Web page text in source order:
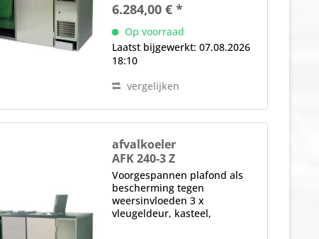
zonder gereedschap
elektronische controle (achter
het diafragma)...
6.284,00 € *
Op voorraad
Laatst bijgewerkt: 07.08.2026
18:10
vergelijken
afvalkoeler
AFK 240-3 Z
Voorgespannen plafond als
bescherming tegen
weersinvloeden 3 x
vleugeldeur, kasteel,